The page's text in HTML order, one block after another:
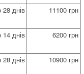
28 днів 11100 грн
14 днів 6200 грн
28 днів 10900 грн